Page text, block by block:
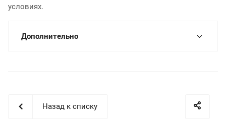
условиях.
Дополнительно
Назад к списку